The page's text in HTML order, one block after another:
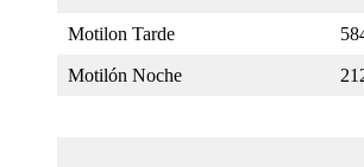
Motilon Tarde
Motilón Noche